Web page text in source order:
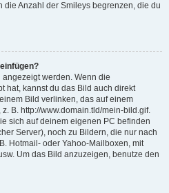
die Anzahl der Smileys begrenzen, die du
werden. Wenn die
hat, kannst du das Bild auch direkt
Bild verlinken, das auf einem
B. http://www.domain.tld/mein-bild.gif.
sich auf deinem eigenen PC befinden
Server), noch zu Bildern, die nur nach
Hotmail- oder Yahoo-Mailboxen, mit
Um das Bild anzuzeigen, benutze den